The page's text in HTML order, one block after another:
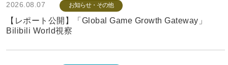
2026.08.07 お知らせ・その他
【レポート公開】「Global Game Growth Gateway」
Bilibili World視察